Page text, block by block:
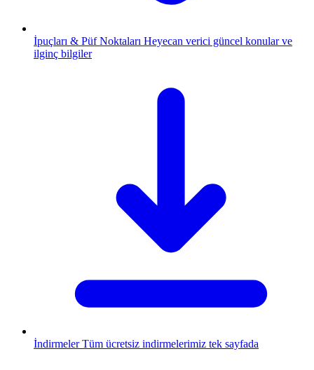
İpuçları & Püf Noktaları Heyecan verici güncel konular ve
ilginç bilgiler
İndirmeler Tüm ücretsiz indirmelerimiz tek sayfada